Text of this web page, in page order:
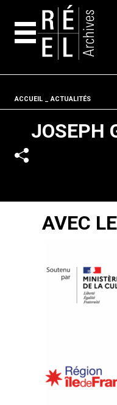
Fil d'ariane
ACCUEIL ACTUALITÉS
JOSEPH
AVEC